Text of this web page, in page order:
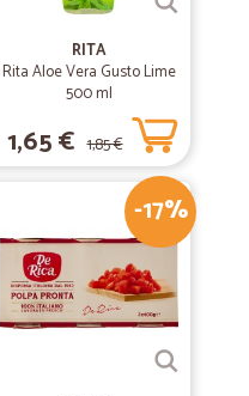
RITA
Rita Aloe Vera Gusto Lime
500 ml
1,65 € 1,85 €
-17%